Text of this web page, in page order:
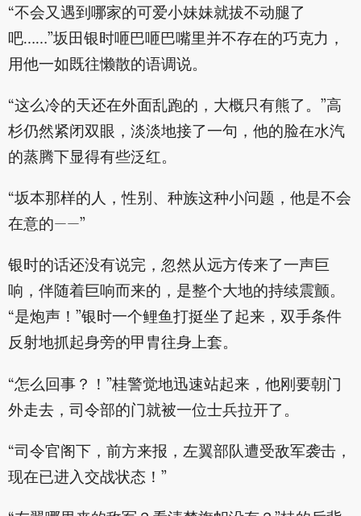
“不会又遇到哪家的可爱小妹妹就拔不动腿了
吧……”坂田银时咂巴咂巴嘴里并不存在的巧克力，
用他一如既往懒散的语调说。
“这么冷的天还在外面乱跑的，大概只有熊了。”高
杉仍然紧闭双眼，淡淡地接了一句，他的脸在水汽
的蒸腾下显得有些泛红。
“坂本那样的人，性别、种族这种小问题，他是不会
在意的——”
银时的话还没有说完，忽然从远方传来了一声巨
响，伴随着巨响而来的，是整个大地的持续震颤。
“是炮声！”银时一个鲤鱼打挺坐了起来，双手条件
反射地抓起身旁的甲胄往身上套。
“怎么回事？！”桂警觉地迅速站起来，他刚要朝门
外走去，司令部的门就被一位士兵拉开了。
“司令官阁下，前方来报，左翼部队遭受敌军袭击，
现在已进入交战状态！”